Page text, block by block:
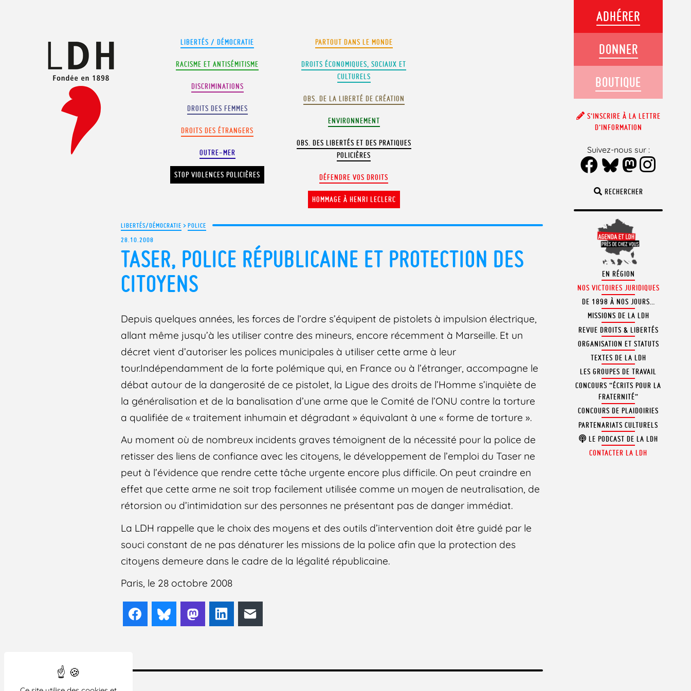
LIBERTÉS / DÉMOCRATIE
RACISME ET ANTISÉMITISME
DISCRIMINATIONS
DROITS DES FEMMES
DROITS DES ÉTRANGERS
OUTRE-MER
STOP VIOLENCES POLICIÈRES
PARTOUT DANS LE MONDE
DROITS ÉCONOMIQUES, SOCIAUX ET
CULTURELS
OBS. DE LA LIBERTÉ DE CRÉATION
ENVIRONNEMENT
OBS. DES LIBERTÉS ET DES PRATIQUES
POLICIÈRES
DÉFENDRE VOS DROITS
HOMMAGE À HENRI LECLERC
LIBERTÉS/DÉMOCRATIE >POLICE
28.10.2008
TASER, POLICE RÉPUBLICAINE ET PROTECTION DES
CITOYENS
Depuis quelques années, les forces de l’ordre s’équipent de pistolets à impulsion électrique,
allant même jusqu’à les utiliser contre des mineurs, encore récemment à Marseille. Et un
décret vient d’autoriser les polices municipales à utiliser cette arme à leur
tour.Indépendamment de la forte polémique qui, en France ou à l’étranger, accompagne le
débat autour de la dangerosité de ce pistolet, la Ligue des droits de l’Homme s’inquiète de
la généralisation et de la banalisation d’une arme que le Comité de l’ONU contre la torture
a qualifiée de « traitement inhumain et dégradant » équivalant à une « forme de torture ».
Au moment où de nombreux incidents graves témoignent de la nécessité pour la police de
retisser des liens de confiance avec les citoyens, le développement de l’emploi du Taser ne
peut à l’évidence que rendre cette tâche urgente encore plus difficile. On peut craindre en
effet que cette arme ne soit trop facilement utilisée comme un moyen de neutralisation, de
rétorsion ou d’intimidation sur des personnes ne présentant pas de danger immédiat.
La LDH rappelle que le choix des moyens et des outils d’intervention doit être guidé par le
souci constant de ne pas dénaturer les missions de la police afin que la protection des
citoyens demeure dans le cadre de la légalité républicaine.
Paris, le 28 octobre 2008
FacebookBlueskyMastodonLinkedIn
RECHERCHER
EN RÉGION
NOS VICTOIRES JURIDIQUES
DE 1898 À NOS JOURS…
MISSIONS DE LA LDH
REVUE DROITS & LIBERTÉS
ORGANISATION ET STATUTS
TEXTES DE LA LDH
LES GROUPES DE TRAVAIL
CONCOURS “ÉCRITS POUR LA
FRATERNITÉ”
CONCOURS DE PLAIDOIRIES
PARTENARIATS CULTURELS
LE PODCAST DE LA LDH
CONTACTER LA LDH
ADHÉRER
DONNER
BOUTIQUE
S’INSCRIRE À LA LETTRE
D’INFORMATION
Suivez-nous sur :